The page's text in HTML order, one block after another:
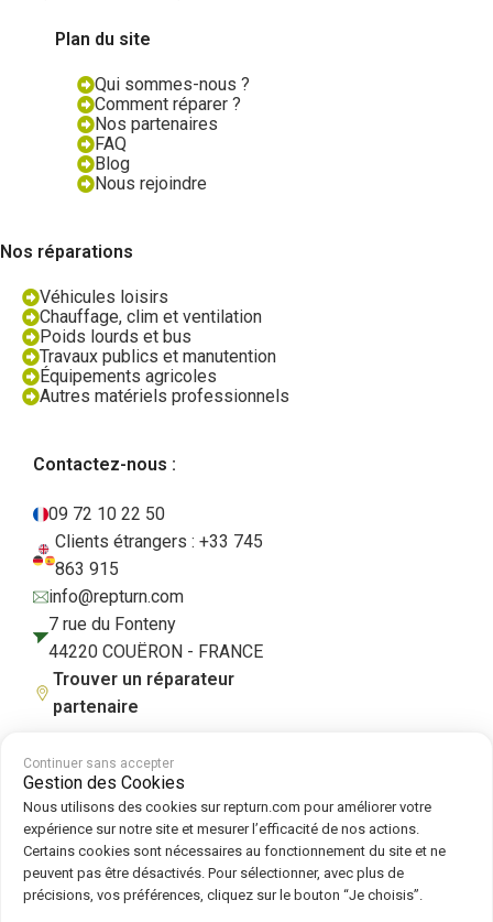
Plan du site
Qui sommes-nous ?
Comment réparer ?
Nos partenaires
FAQ
Blog
Nous rejoindre
Nos réparations
Véhicules loisirs
Chauffage, clim et ventilation
Poids lourds et bus
Travaux publics et manutention
Équipements agricoles
Autres matériels professionnels
Contactez-nous :
09 72 10 22 50
Clients étrangers : +33 745
863 915
info@repturn.com
7 rue du Fonteny
44220 COUËRON - FRANCE
Trouver un réparateur
partenaire
CGV| Mentions légales Politique de confidentialité |Cookies
de cookies
Suivez-nous sur :
Continuer sans accepter
Gestion des Cookies
Nous utilisons des cookies sur repturn.com pour améliorer votre
expérience sur notre site et mesurer l’efficacité de nos actions.
Certains cookies sont nécessaires au fonctionnement du site et ne
peuvent pas être désactivés. Pour sélectionner, avec plus de
précisions, vos préférences, cliquez sur le bouton “Je choisis”.